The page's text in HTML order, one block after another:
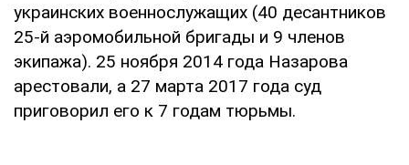
украинских военнослужащих (40 десантников
25-й аэромобильной бригады и 9 членов
экипажа). 25 ноября 2014 года Назарова
арестовали, а 27 марта 2017 года суд
приговорил его к 7 годам тюрьмы.